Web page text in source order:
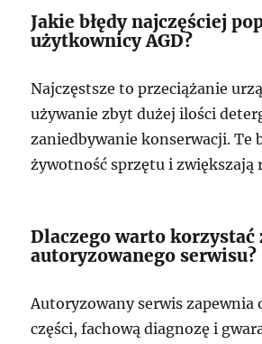
Jakie błędy najczęściej
użytkownicy AGD?
Najczęstsze to przeciążanie
używanie zbyt dużej ilości
zaniedbywanie konserwacji. Te
żywotność sprzętu i zwiększają
Dlaczego warto korzystać
autoryzowanego serwisu?
Autoryzowany serwis zapewnia
części, fachową diagnozę i